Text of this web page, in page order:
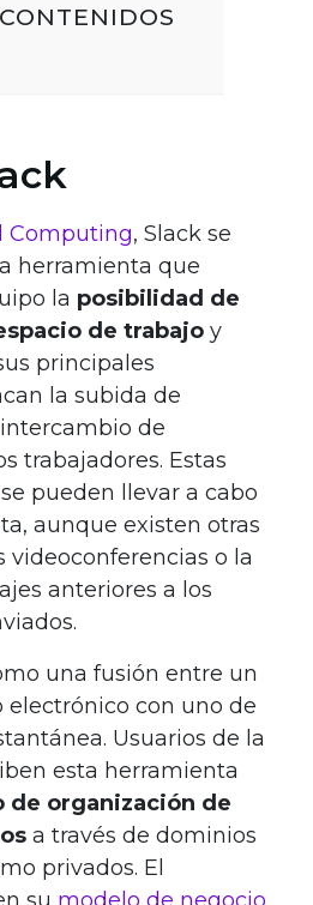
Computing, Slack se
herramienta que
la posibilidad de
de trabajo y
principales
la subida de
de
trabajadores. Estas
pueden llevar a cabo
aunque existen otras
videoconferencias o la
anteriores a los
una fusión entre un
electrónico con uno de
Usuarios de la
esta herramienta
de organización de
a través de dominios
privados. El